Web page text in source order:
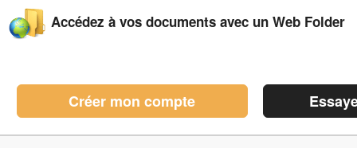
Accédez à vos documents avec un Web Folder
Créer mon compte